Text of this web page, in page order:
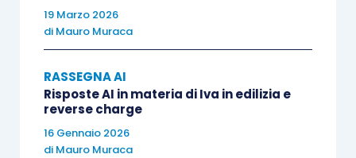
19 Marzo 2026
di Mauro Muraca
RASSEGNA AI
Risposte AI in materia di Iva in edilizia e
reverse charge
16 Gennaio 2026
di Mauro Muraca